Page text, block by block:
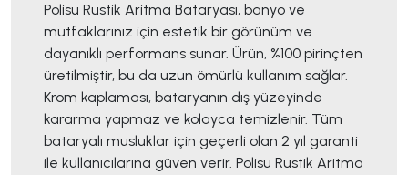
Polisu Rustik Aritma Bataryası, banyo ve
mutfaklarınız için estetik bir görünüm ve
dayanıklı performans sunar. Ürün, %100 pirinçten
üretilmiştir, bu da uzun ömürlü kullanım sağlar.
Krom kaplaması, bataryanın dış yüzeyinde
kararma yapmaz ve kolayca temizlenir. Tüm
bataryalı musluklar için geçerli olan 2 yıl garanti
ile kullanıcılarına güven verir. Polisu Rustik Aritma